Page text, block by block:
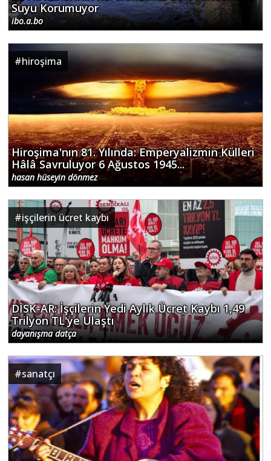
Suyu Korumuyor
ibo.a.bo
#hiroşima
Hiroşima'nın 81. Yılında: Emperyalizmin Külleri
Hâlâ Savruluyor 6 Ağustos 1945...
hasan hüseyin dönmez
#işçilerin ücret kaybı
DİSK-AR: İşçilerin Yedi Aylık Ücret Kaybı 1,49
Trilyon TL'ye Ulaştı
dayanışma datça
#sanatçı